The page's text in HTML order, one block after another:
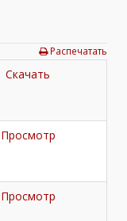
Распечатать
Cкачать
Просмотр
Просмотр